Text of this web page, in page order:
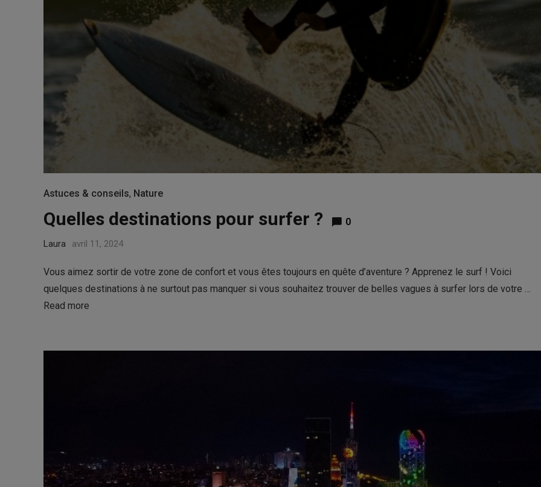
Astuces & conseils, Nature
Quelles destinations pour surfer ? 0
Laura avril 11, 2024
Vous aimez sortir de votre zone de confort et vous êtes toujours en quête d’aventure ? Apprenez le surf ! Voici
quelques destinations à ne surtout pas manquer si vous souhaitez trouver de belles vagues à surfer lors de votre …
Read more